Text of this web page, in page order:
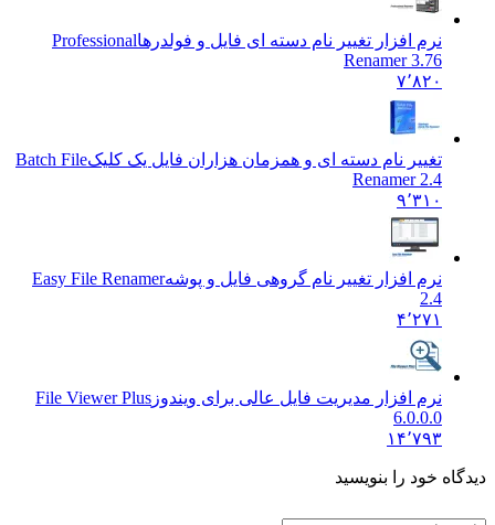
نرم افزار تغییر نام دسته ای فایل و فولدرهاProfessional
Renamer 3.76
۷٬۸۲۰
تغییر نام دسته ای و همزمان هزاران فایل یک کلیکBatch File
Renamer 2.4
۹٬۳۱۰
نرم افزار تغییر نام گروهی فایل و پوشهEasy File Renamer
2.4
۴٬۲۷۱
نرم افزار مدیریت فایل عالی برای ویندوز File Viewer Plus
6.0.0.0
۱۴٬۷۹۳
دیدگاه خود را بنویسید